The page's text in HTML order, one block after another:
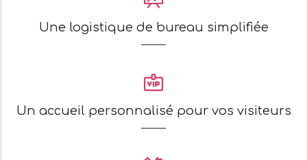
Une logistique de bureau simplifiée
Un accueil personnalisé pour vos visiteurs